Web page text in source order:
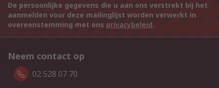
De persoonlijke gegevens die u aan ons verstrekt bij het
aanmelden voor deze mailinglijst worden verwerkt in
overeenstemming met ons privacybeleid.
Neem contact op
02 528 07 70